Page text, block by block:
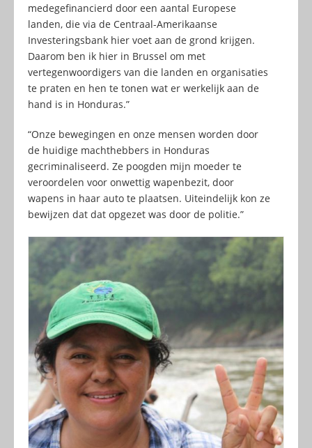
medegefinancierd door een aantal Europese
landen, die via de Centraal-Amerikaanse
Investeringsbank hier voet aan de grond krijgen.
Daarom ben ik hier in Brussel om met
vertegenwoordigers van die landen en organisaties
te praten en hen te tonen wat er werkelijk aan de
hand is in Honduras.”
“Onze bewegingen en onze mensen worden door
de huidige machthebbers in Honduras
gecriminaliseerd. Ze poogden mijn moeder te
veroordelen voor onwettig wapenbezit, door
wapens in haar auto te plaatsen. Uiteindelijk kon ze
bewijzen dat dat opgezet was door de politie.”